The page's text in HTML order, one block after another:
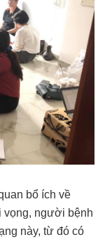
bổ ích về
vọng, người bệnh
này, từ đó có